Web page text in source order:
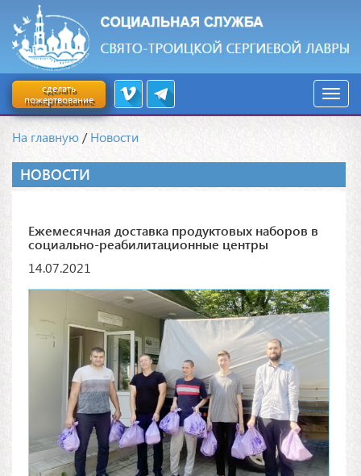
сделать
пожертвование
На главную /Новости
НОВОСТИ
Ежемесячная доставка продуктовых наборов в
социально-реабилитационные центры
14.07.2021